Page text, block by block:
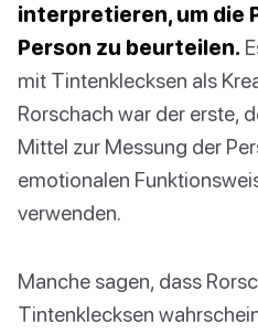
interpretieren, um die
Person zu beurteilen.
mit Tintenklecksen als
Rorschach war der erste,
Mittel zur Messung der
emotionalen
verwenden.
Manche sagen, dass
Tintenklecksen